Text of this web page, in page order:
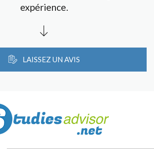
expérience.
LAISSEZ UN AVIS